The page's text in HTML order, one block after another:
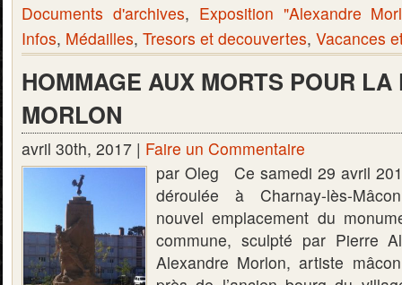
Documents d'archives, Exposition "Alexandre
Infos, Médailles, Tresors et decouvertes, Vacances
HOMMAGE AUX MORTS POUR
MORLON
avril 30th, 2017 | Faire un Commentaire
par Oleg Ce samedi 29 avril
déroulée à Charnay-lès-
nouvel emplacement du
commune, sculpté par Pierre
Alexandre Morlon, artiste